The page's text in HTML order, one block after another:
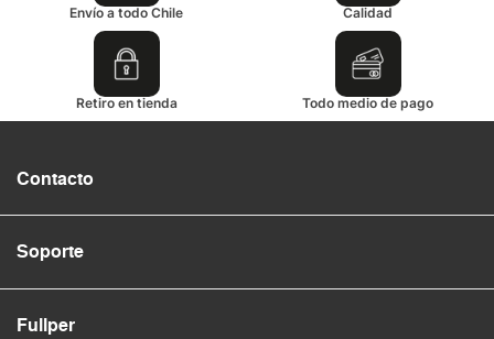
Envío a todo Chile Calidad
Retiro en tienda Todo medio de pago
Contacto
Soporte
Fullper